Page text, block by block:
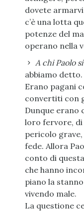
dovete
c’è una lotta
potenze del
operano nella
A chi Paolo
abbiamo
Erano pagani
convertiti con
Dunque erano
loro fervore,
pericolo
fede. Allora
conto di
che hanno
piano la
vivendo male.
La questione